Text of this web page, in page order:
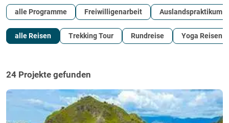
alle Programme Freiwilligenarbeit Auslandspraktikum
alle Reisen Trekking Tour Rundreise Yoga Reisen
24 Projekte gefunden